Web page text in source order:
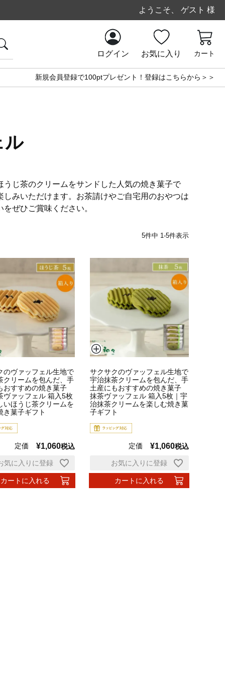
ようこそ、 ゲスト 様
ログイン お気に入り カート
新規会員登録で100ptプレゼント！登録はこちらから＞＞
ル
じ茶のクリームをサンドした人気の焼き菓子で
みいただけます。お茶請けやご自宅用のおやつは
ぜひご賞味ください。
5件中 1 -5件表示
のヴァッフェル生地で
クリームを包んだ、手
おすすめの焼き菓子
ヴァッフェル 箱入5枚
いほうじ茶クリームを
き菓子ギフト
定価 ¥1,060税込
カートに入れる
気に入りに登録
サクサクのヴァッフェル生地で
宇治抹茶クリームを包んだ、手
土産にもおすすめの焼き菓子
抹茶ヴァッフェル 箱入5枚｜宇
治抹茶クリームを楽しむ焼き菓
子ギフト
定価 ¥1,060税込
カートに入れる
お気に入りに登録